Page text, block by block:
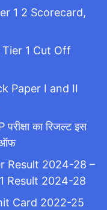
1 2 Scorecard,
1 Cut Off
Paper I and II
का रिजल्ट इस
ऑफ
Result 2024-28 –
Result 2024-28
Card 2022-25